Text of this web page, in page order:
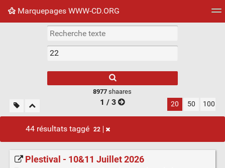
Marquepages WWW-CD.ORG
Nuage de tags Mur d'images
8977 shaares
1 / 3 20 50 100
44 résultats taggé 22
Plestival - 10&11 Juillet 2026